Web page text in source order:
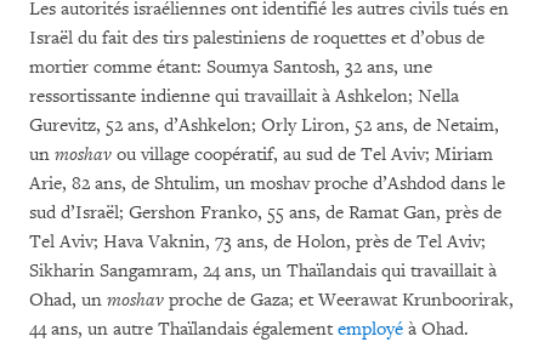
Les autorités israéliennes ont identifié les autres civils tués en
Israël du fait des tirs palestiniens de roquettes et d’obus de
mortier comme étant: Soumya Santosh, 32 ans, une
ressortissante indienne qui travaillait à Ashkelon; Nella
Gurevitz, 52 ans, d’Ashkelon; Orly Liron, 52 ans, de Netaim,
un moshav ou village coopératif, au sud de Tel Aviv; Miriam
Arie, 82 ans, de Shtulim, un moshav proche d’Ashdod dans le
sud d’Israël; Gershon Franko, 55 ans, de Ramat Gan, près de
Tel Aviv; Hava Vaknin, 73 ans, de Holon, près de Tel Aviv;
Sikharin Sangamram, 24 ans, un Thaïlandais qui travaillait à
Ohad, un moshav proche de Gaza; et Weerawat Krunboorirak,
44 ans, un autre Thaïlandais également employé à Ohad.